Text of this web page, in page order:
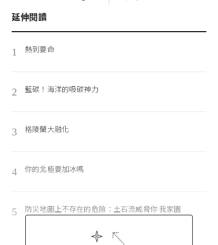
延伸閱讀
1 熱到要命
2 藍碳！海洋的吸碳神力
3 格陵蘭大融化
4 你的北極要加冰嗎
5 防災地圖上不存在的危險：土石流威脅你 我家園